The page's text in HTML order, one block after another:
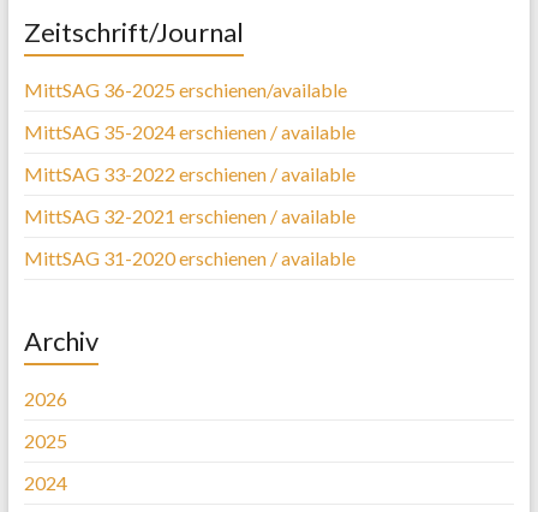
Zeitschrift/Journal
MittSAG 36-2025 erschienen/available
MittSAG 35-2024 erschienen / available
MittSAG 33-2022 erschienen / available
MittSAG 32-2021 erschienen / available
MittSAG 31-2020 erschienen / available
Archiv
2026
2025
2024